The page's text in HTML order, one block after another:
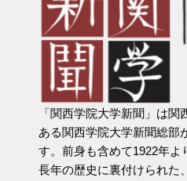
「関西学院大学新聞」は
ある関西学院大学新聞総部
す。前身も含めて1922年よ
長年の歴史に裏付けられた